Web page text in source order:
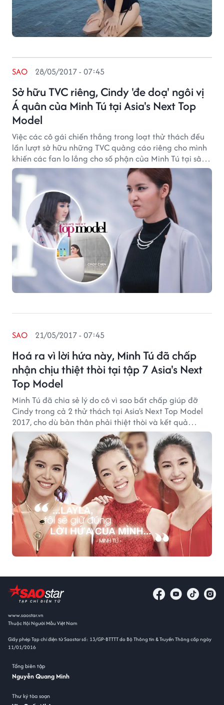
Sở hữu TVC riêng, Cindy 'đe doạ' ngôi vị
Á quân của Minh Tú tại Asia's Next Top
Model
SAO 28/05/2017 - 07:45
Việc các cô gái chiến thắng trong loạt thử thách đều
lần lượt sở hữu những TVC quảng cáo riêng cho mình
khiến các fan lo lắng cho số phận của Minh Tú tại sân
chơi này.
Hoá ra vì lời hứa này, Minh Tú đã chấp
nhận chịu thiệt thòi tại tập 7 Asia's Next
Top Model
SAO 21/05/2017 - 07:45
Minh Tú đã chia sẻ lý do cô vì sao bất chấp giúp đỡ
Cindy trong cả 2 thử thách tại Asia's Next Top Model
2017, cho dù bản thân phải thiệt thòi và kết quả
chung cuộc có thể bị ảnh hưởng.
www.saostar.vn
Thuộc Hội Người Mẫu Việt Nam
Giấy phép Tạp chí điện tử Saostar số: 13/GP-BTTTT do Bộ Thông tin & Truyền Thông cấp ngày
11/01/2016
Tổng biên tập
Nguyễn Quang Minh
Thư ký tòa soạn